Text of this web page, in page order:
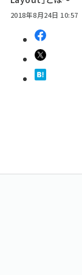
2018年8月24日 10:57